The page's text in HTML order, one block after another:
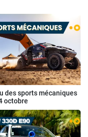
des sports mécaniques
octobre